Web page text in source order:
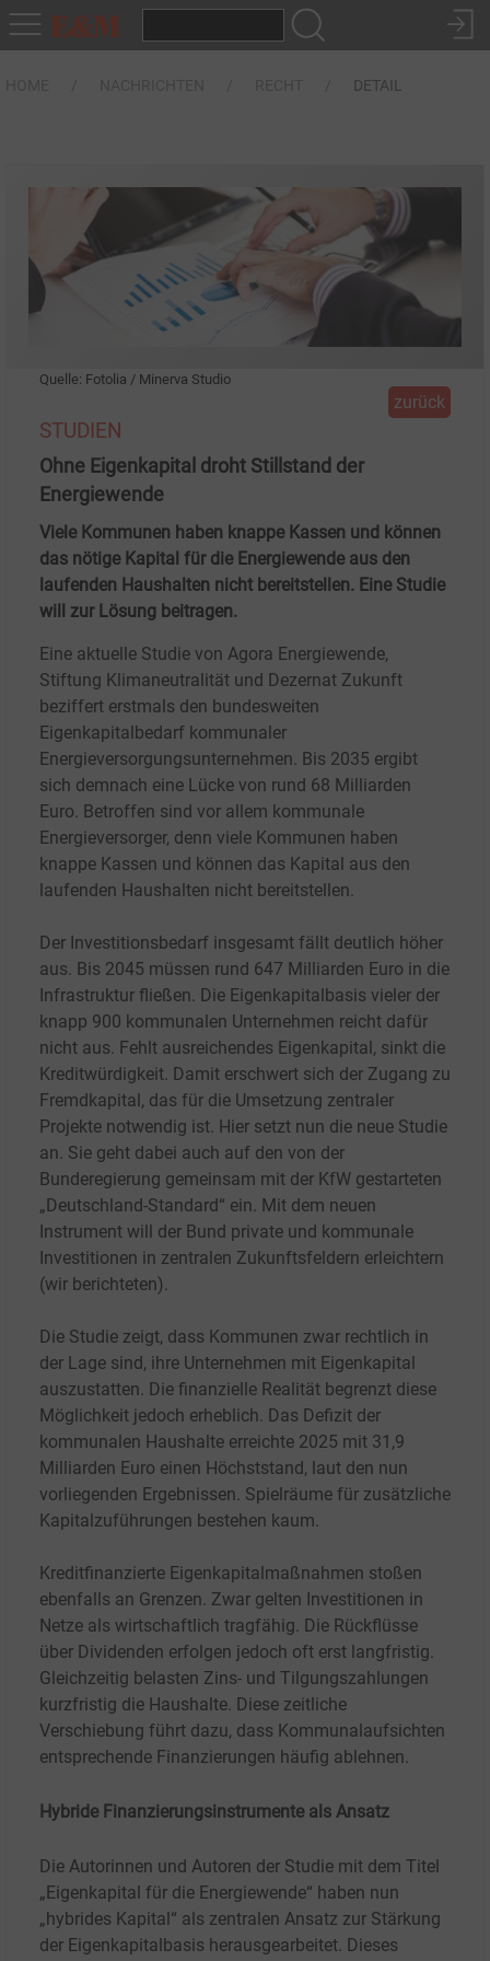
DETAIL
Quelle: Fotolia / Minerva Studio
zurück
STUDIEN
Ohne Eigenkapital droht Stillstand der
Energiewende
Viele Kommunen haben knappe Kassen und können
das nötige Kapital für die Energiewende aus den
laufenden Haushalten nicht bereitstellen. Eine Studie
will zur Lösung beitragen.
Eine aktuelle Studie von Agora Energiewende,
Stiftung Klimaneutralität und Dezernat Zukunft
beziffert erstmals den bundesweiten
Eigenkapitalbedarf kommunaler
Energieversorgungsunternehmen. Bis 2035 ergibt
sich demnach eine Lücke von rund 68 Milliarden
Euro. Betroffen sind vor allem kommunale
Energieversorger, denn viele Kommunen haben
knappe Kassen und können das Kapital aus den
laufenden Haushalten nicht bereitstellen.
Der Investitionsbedarf insgesamt fällt deutlich höher
aus. Bis 2045 müssen rund 647 Milliarden Euro in die
Infrastruktur fließen. Die Eigenkapitalbasis vieler der
knapp 900 kommunalen Unternehmen reicht dafür
nicht aus. Fehlt ausreichendes Eigenkapital, sinkt die
Kreditwürdigkeit. Damit erschwert sich der Zugang zu
Fremdkapital, das für die Umsetzung zentraler
Projekte notwendig ist. Hier setzt nun die neue Studie
an. Sie geht dabei auch auf den von der
Bunderegierung gemeinsam mit der KfW gestarteten
„Deutschland-Standard“ ein. Mit dem neuen
Instrument will der Bund private und kommunale
Investitionen in zentralen Zukunftsfeldern erleichtern
(wir berichteten).
Die Studie zeigt, dass Kommunen zwar rechtlich in
der Lage sind, ihre Unternehmen mit Eigenkapital
auszustatten. Die finanzielle Realität begrenzt diese
Möglichkeit jedoch erheblich. Das Defizit der
kommunalen Haushalte erreichte 2025 mit 31,9
Milliarden Euro einen Höchststand, laut den nun
vorliegenden Ergebnissen. Spielräume für zusätzliche
Kapitalzuführungen bestehen kaum.
Kreditfinanzierte Eigenkapitalmaßnahmen stoßen
ebenfalls an Grenzen. Zwar gelten Investitionen in
Netze als wirtschaftlich tragfähig. Die Rückflüsse
über Dividenden erfolgen jedoch oft erst langfristig.
Gleichzeitig belasten Zins- und Tilgungszahlungen
kurzfristig die Haushalte. Diese zeitliche
Verschiebung führt dazu, dass Kommunalaufsichten
entsprechende Finanzierungen häufig ablehnen.
Hybride Finanzierungsinstrumente als Ansatz
Die Autorinnen und Autoren der Studie mit dem Titel
„Eigenkapital für die Energiewende“ haben nun
„hybrides Kapital“ als zentralen Ansatz zur Stärkung
der Eigenkapitalbasis herausgearbeitet. Dieses